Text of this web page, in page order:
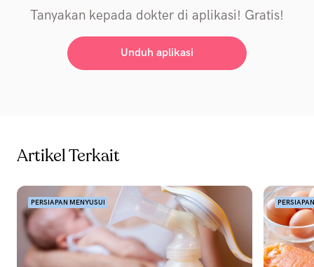
Tanyakan kepada dokter di aplikasi! Gratis!
Unduh aplikasi
Artikel Terkait
PERSIAPAN MENYUSUI